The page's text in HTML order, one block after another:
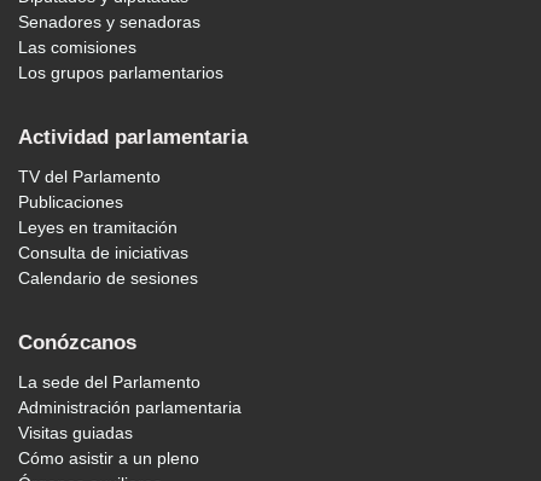
Senadores y senadoras
Las comisiones
Los grupos parlamentarios
Actividad parlamentaria
TV del Parlamento
Publicaciones
Leyes en tramitación
Consulta de iniciativas
Calendario de sesiones
Conózcanos
La sede del Parlamento
Administración parlamentaria
Visitas guiadas
Cómo asistir a un pleno